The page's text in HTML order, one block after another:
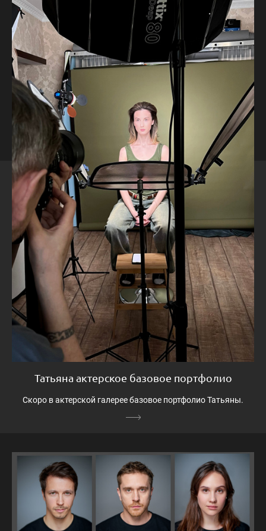
Татьяна актерское базовое портфолио
Скоро в актерской галерее базовое портфолио Татьяны.